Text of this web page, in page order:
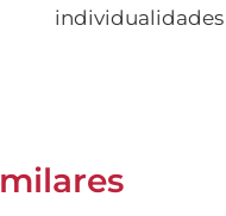
individualidades